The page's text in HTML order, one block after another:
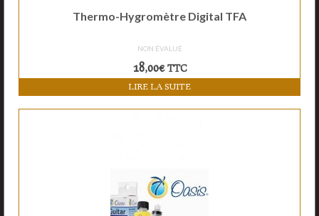
Thermo-Hygromètre Digital TFA
NON ÉVALUÉ
18,00€ TTC
LIRE LA SUITE